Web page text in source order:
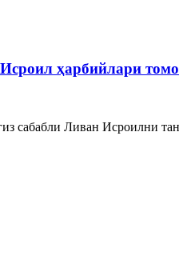
ҳарбийлари
сабабли Ливан Исроилни